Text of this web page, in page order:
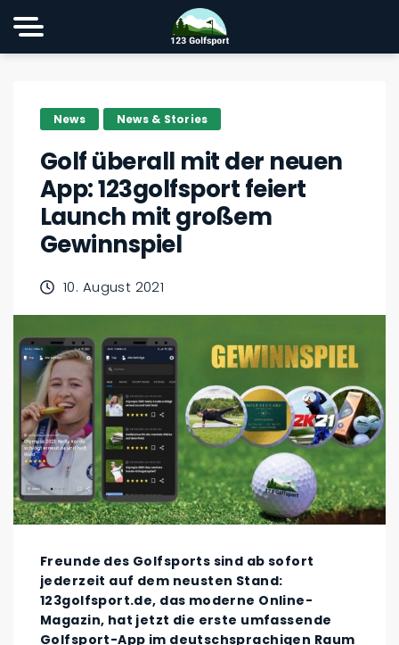
News News & Stories
Golf überall mit der neuen
App: 123golfsport feiert
Launch mit großem
Gewinnspiel
10. August 2021
Freunde des Golfsports sind ab sofort
jederzeit auf dem neusten Stand:
123golfsport.de, das moderne Online-
Magazin, hat jetzt die erste umfassende
Golfsport-App im deutschsprachigen Raum